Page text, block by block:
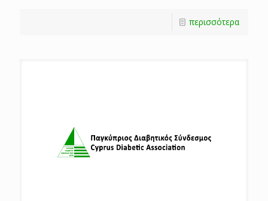
περισσότερα